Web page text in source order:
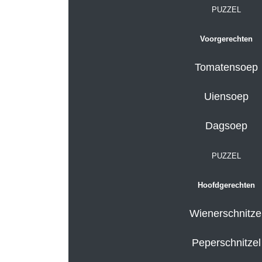
PUZZEL
Voorgerechten
Tomatensoep
Uiensoep
Dagsoep
PUZZEL
Hoofdgerechten
Peperschnitzel